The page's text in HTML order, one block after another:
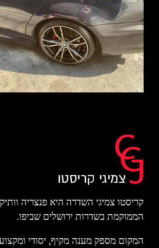
קריסטו צמיגי השדרה היא פנצריה
הממוקמת בשדרות ירושלים שביפו.
המקום מספק מענה מקיף, יסודי